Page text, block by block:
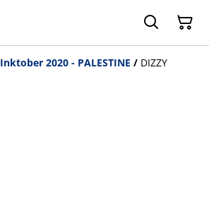
Inktober 2020 - PALESTINE / DIZZY